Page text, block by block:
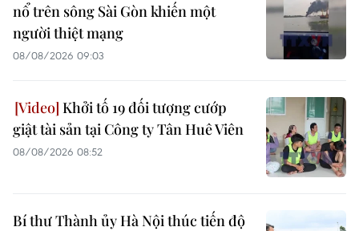
nổ trên sông Sài Gòn khiến một
người thiệt mạng
08/08/2026 09:03
Khởi tố 19 đối tượng cướp
giật tài sản tại Công ty Tân Huê Viên
08/08/2026 08:52
Bí thư Thành ủy Hà Nội thúc tiến độ